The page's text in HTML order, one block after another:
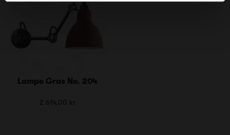
Lampe Gras No. 204
2 614,00 kr